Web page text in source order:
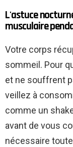
L'astuce
musculaire
Votre corps
sommeil. Pour
et ne souffrent
veillez à
comme un
avant de vous
nécessaire